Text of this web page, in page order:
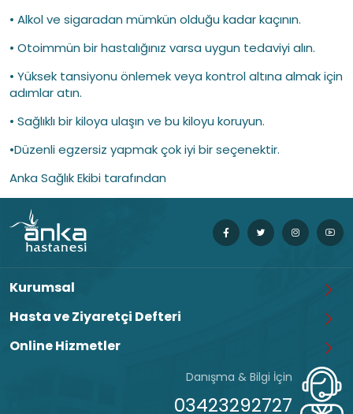
• Alkol ve sigaradan mümkün olduğu kadar kaçının.
• Otoimmün bir hastalığınız varsa uygun tedaviyi alın.
• Yüksek tansiyonu önlemek veya kontrol altına almak için
adımlar atın.
• Sağlıklı bir kiloya ulaşın ve bu kiloyu koruyun.
•Düzenli egzersiz yapmak çok iyi bir seçenektir.
Anka Sağlık Ekibi tarafından
Kurumsal
Hasta ve Ziyaretçi Defteri
Online Hizmetler
Danışma & Bilgi İçin
03423292727